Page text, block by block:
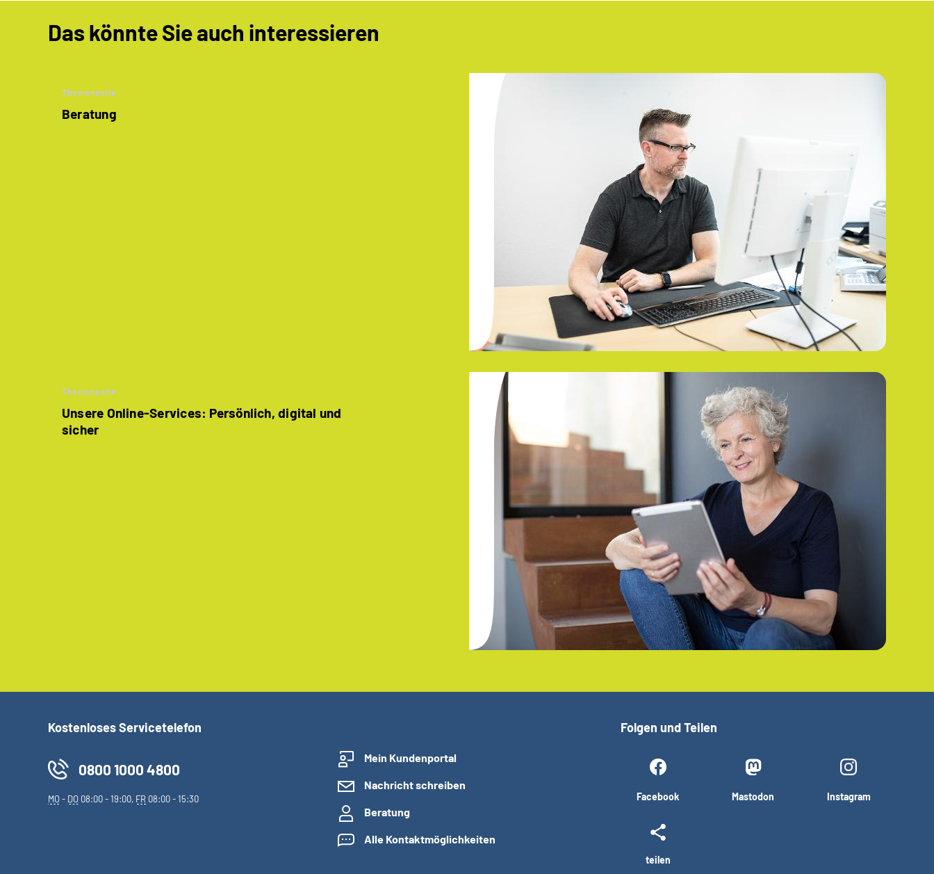
Das könnte Sie auch interessieren
Themenseite
Beratung
Themenseite
Unsere Online-Services: Persönlich, digital und
sicher
Kostenloses Servicetelefon
0800 1000 4800
MO- DO 08:00 - 19:00, FR 08:00 - 15:30
Mein Kundenportal
Nachricht schreiben
Beratung
Alle Kontaktmöglichkeiten
Folgen und Teilen
Facebook Mastodon Instagram
teilen